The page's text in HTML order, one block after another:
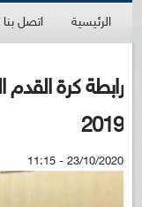
الرئيسية اتصل بنا
رابطة كرة القدم
2019
23/10/2020 - 11:15